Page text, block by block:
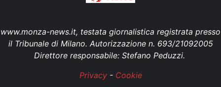
www.monza-news.it, testata giornalistica registrata presso
il Tribunale di Milano. Autorizzazione n. 693/21092005
Direttore responsabile: Stefano Peduzzi.
Privacy- Cookie